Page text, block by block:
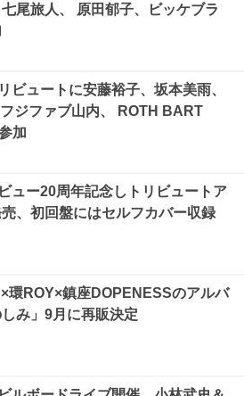
尾旅人、 原田郁子、ビッケブラ
ビュートに安藤裕子、坂本美雨、
ジファブ山内、 ROTH BART
加
ュー20周年記念しトリビュートア
、初回盤にはセルフカバー収録
環ROY×鎮座DOPENESSのアルバ
み」9月に再販決定